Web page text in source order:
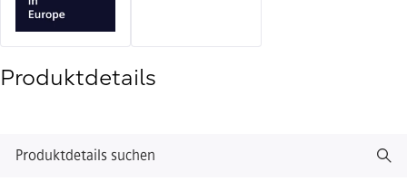
Produktdetails
Produktdetails suchen